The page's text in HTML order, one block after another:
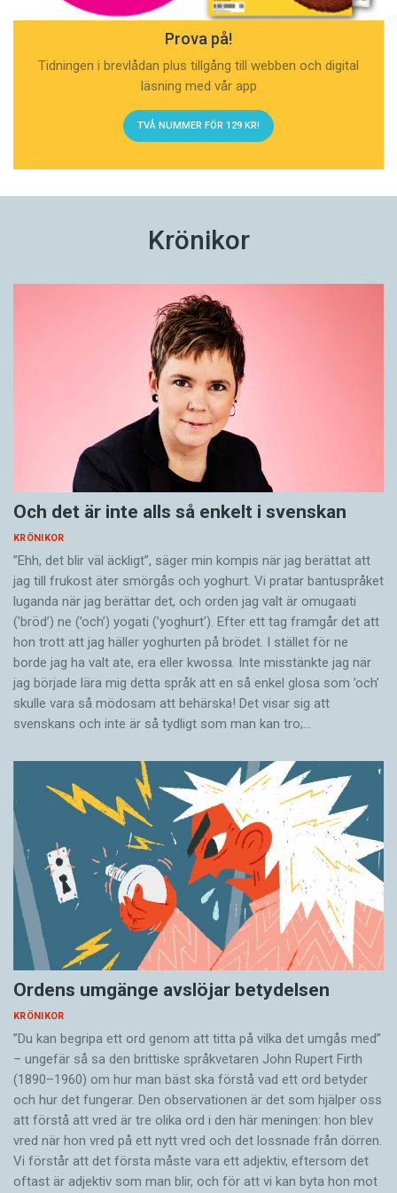
Prova på!
Tidningen i brevlådan plus tillgång till webben och digital
läsning med vår app
TVÅ NUMMER FÖR 129 KR!
Krönikor
Och det är inte alls så enkelt i svenskan
KRÖNIKOR
”Ehh, det blir väl äckligt”, säger min kompis när jag berättat att
jag till frukost äter smörgås och yoghurt. Vi pratar bantuspråket
luganda när jag berättar det, och orden jag valt är omugaati
(’bröd’) ne (’och’) yogati (’yoghurt’). Efter ett tag framgår det att
hon trott att jag häller yoghurten på brödet. I stället för ne
borde jag ha valt ate, era eller kwossa. Inte misstänkte jag när
jag började lära mig detta språk att en så enkel glosa som ’och’
skulle vara så mödosam att behärska! Det visar sig att
svenskans och inte är så tydligt som man kan tro;…
Ordens umgänge avslöjar betydelsen
KRÖNIKOR
”Du kan begripa ett ord genom att titta på vilka det umgås med”
– ungefär så sa den brittiske språkvetaren John Rupert Firth
(1890–1960) om hur man bäst ska förstå vad ett ord betyder
och hur det fungerar. Den ­observationen är det som hjälper oss
att förstå att vred är tre olika ord i den här meningen: hon blev
vred när hon vred på ett nytt vred och det lossnade från dörren.
Vi förstår att det första måste vara ett adjektiv, eftersom det
oftast är adjektiv som man blir, och för att vi kan byta hon mot